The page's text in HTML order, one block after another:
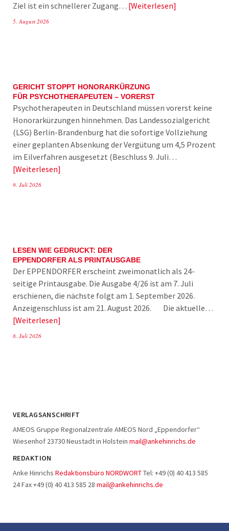
Ziel ist ein schnellerer Zugang… Weiterlesen
5. August 2026
GERICHT STOPPT HONORARKÜRZUNG
FÜR PSYCHOTHERAPEUTEN – VORERST
Psychotherapeuten in Deutschland müssen vorerst keine
Honorarkürzungen hinnehmen. Das Landessozialgericht
(LSG) Berlin-Brandenburg hat die sofortige Vollziehung
einer geplanten Absenkung der Vergütung um 4,5 Prozent
im Eilverfahren ausgesetzt (Beschluss 9. Juli…
Weiterlesen
9. Juli 2026
LESEN WIE GEDRUCKT: DER
EPPENDORFER ALS PRINTAUSGABE
Der EPPENDORFER erscheint zweimonatlich als 24-
seitige Printausgabe. Die Ausgabe 4/26 ist am 7. Juli
erschienen, die nächste folgt am 1. September 2026.
Anzeigenschluss ist am 21. August 2026. Die aktuelle…
Weiterlesen
8. Juli 2026
VERLAGSANSCHRIFT
AMEOS Gruppe Regionalzentrale AMEOS Nord „Eppendorfer“
Wiesenhof 23730 Neustadt in Holstein mail@ankehinrichs.de
REDAKTION
Anke Hinrichs Redaktionsbüro NORDWORTTel: +49 (0) 40 413 585
24 Fax +49 (0) 40 413 585 28 mail@ankehinrichs.de